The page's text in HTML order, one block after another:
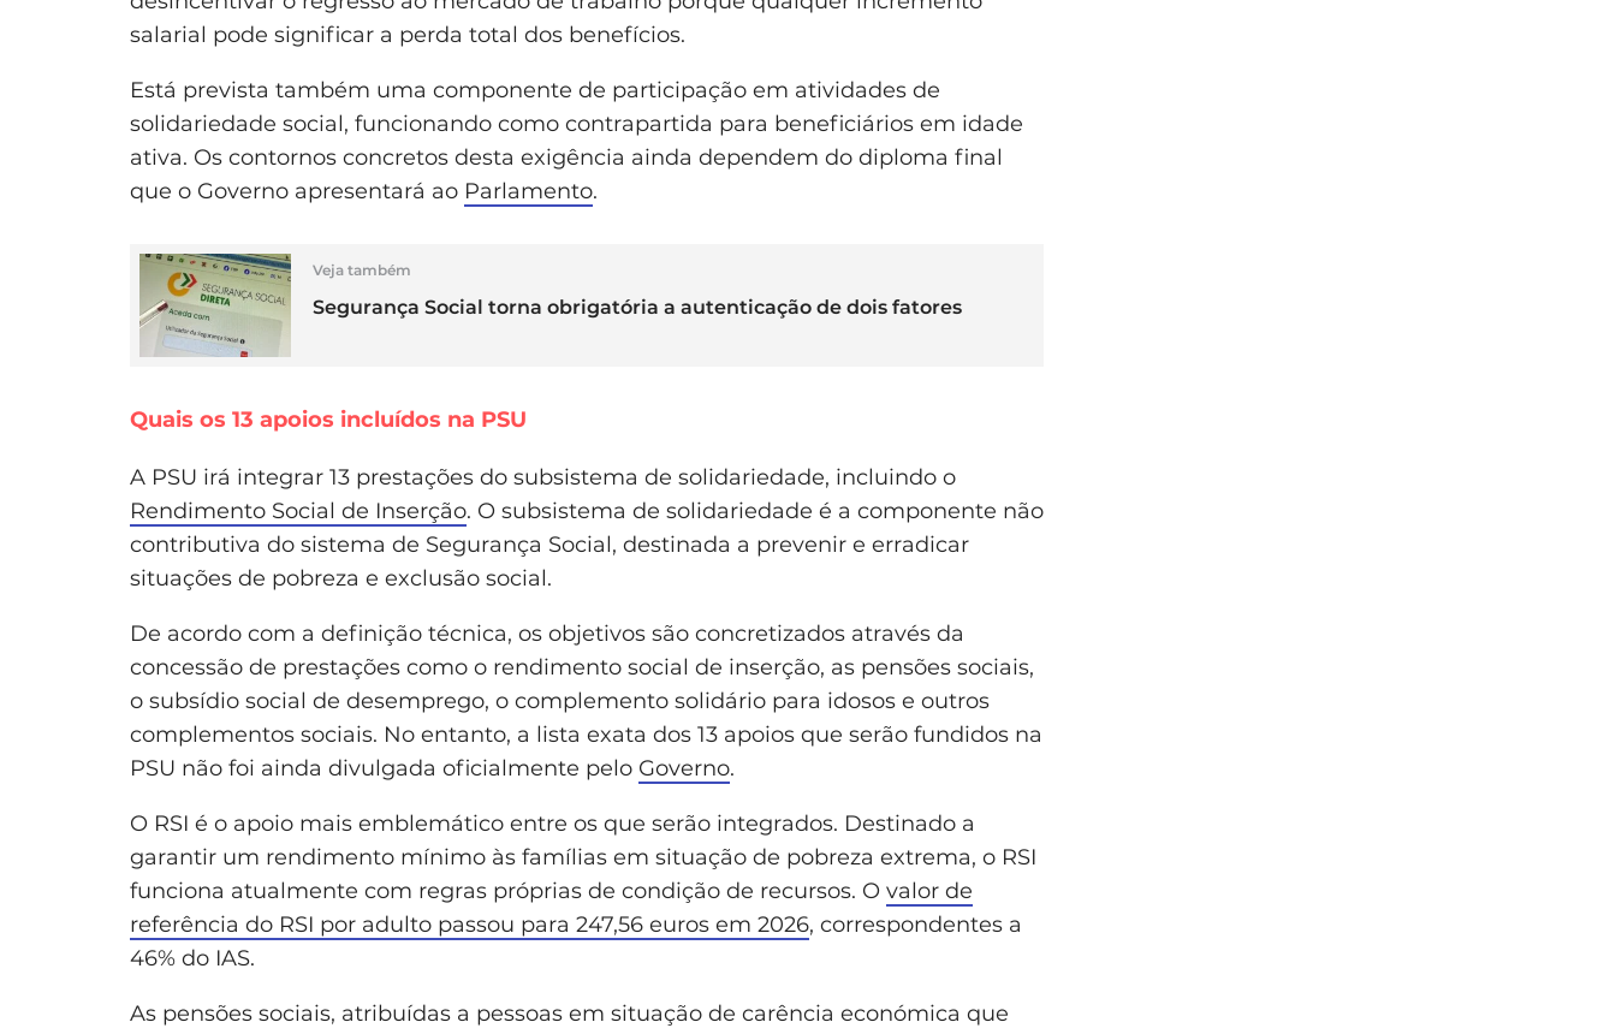
salarial pode significar a perda total dos benefícios.
Está prevista também uma componente de participação em atividades de
solidariedade social, funcionando como contrapartida para beneficiários em idade
ativa. Os contornos concretos desta exigência ainda dependem do diploma final
que o Governo apresentará ao Parlamento.
Veja também
Segurança Social torna obrigatória a autenticação de dois fatores
Quais os 13 apoios incluídos na PSU
A PSU irá integrar 13 prestações do subsistema de solidariedade, incluindo o
Rendimento Social de Inserção. O subsistema de solidariedade é a componente não
contributiva do sistema de Segurança Social, destinada a prevenir e erradicar
situações de pobreza e exclusão social.
De acordo com a definição técnica, os objetivos são concretizados através da
concessão de prestações como o rendimento social de inserção, as pensões sociais,
o subsídio social de desemprego, o complemento solidário para idosos e outros
complementos sociais. No entanto, a lista exata dos 13 apoios que serão fundidos na
PSU não foi ainda divulgada oficialmente pelo Governo.
O RSI é o apoio mais emblemático entre os que serão integrados. Destinado a
garantir um rendimento mínimo às famílias em situação de pobreza extrema, o RSI
funciona atualmente com regras próprias de condição de recursos. O valor de
referência do RSI por adulto passou para 247,56 euros em 2026, correspondentes a
46% do IAS.
As pensões sociais, atribuídas a pessoas em situação de carência económica que